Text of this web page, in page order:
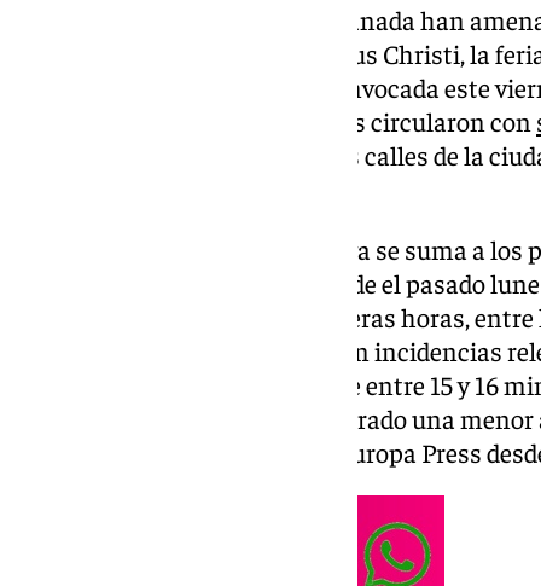
Los empleados del Metro de Granada han
durante la celebración del Corpus Christi, la
la jornada de paro completo convocada este
totalidad de plantilla. Los trenes circularon con
trabajadores marcharon por las calles de la
Esta jornada completa de huelga se suma a
realizando los trabajadores desde el pasado
laborales y salariales. Las primeras horas,
mañana, se han desarrollado sin incidencias
moviéndose en una horquilla de entre 15 y 16
están cumpliendo y se ha registrado una
jueves, según han detallado a Europa Press